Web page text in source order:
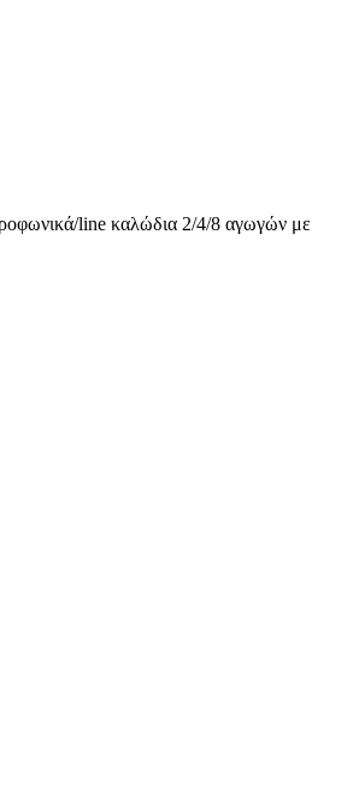
line καλώδια 2/4/8 αγωγών με